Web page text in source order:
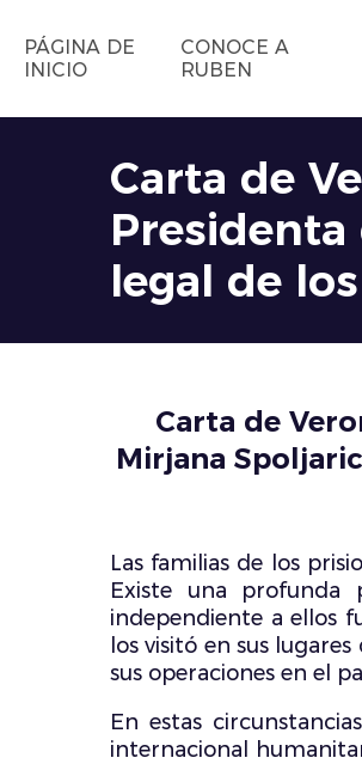
PÁGINA DE
INICIO
CONOCE A
RUBEN
Carta de
Presidenta
legal de
Carta de
Mirjana
Las familias de los
Existe una profunda
independiente a ellos
los visitó en sus
sus operaciones en el
En estas
internacional